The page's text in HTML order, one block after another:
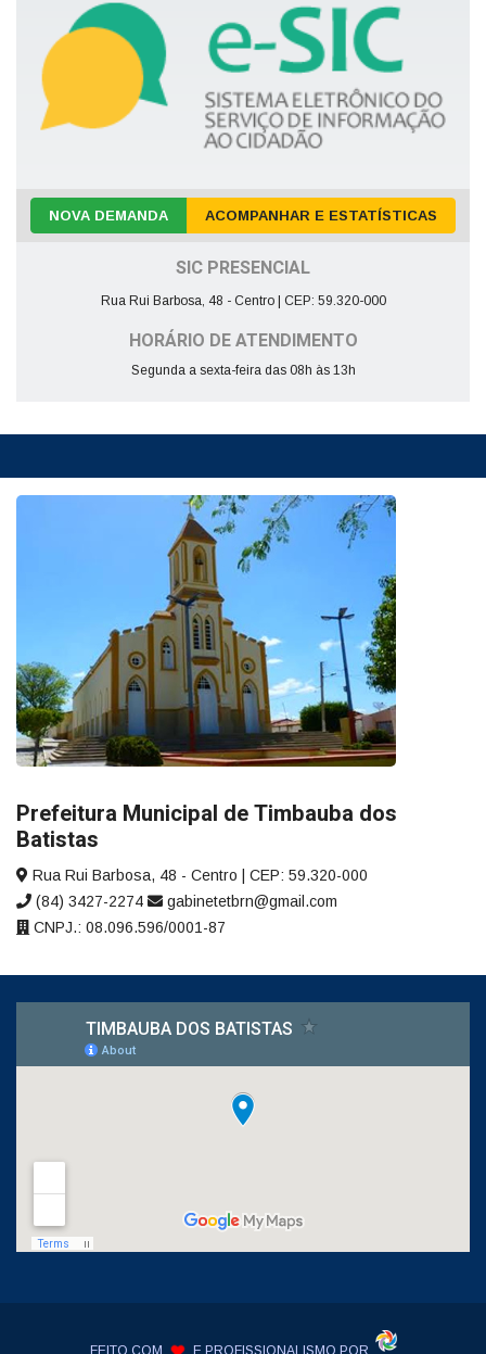
NOVA DEMANDA ACOMPANHAR E ESTATÍSTICAS
SIC PRESENCIAL
Rua Rui Barbosa, 48 - Centro | CEP: 59.320-000
HORÁRIO DE ATENDIMENTO
Segunda a sexta-feira das 08h às 13h
Prefeitura Municipal de Timbauba dos
Batistas
Rua Rui Barbosa, 48 - Centro | CEP: 59.320-000
(84) 3427-2274
gabinetetbrn@gmail.com
CNPJ.: 08.096.596/0001-87